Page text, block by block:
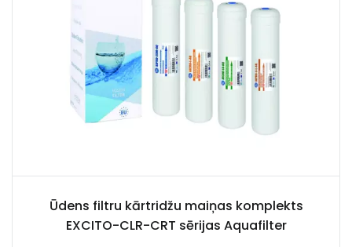
Ūdens filtru kārtridžu maiņas komplekts
EXCITO-CLR-CRT sērijas Aquafilter